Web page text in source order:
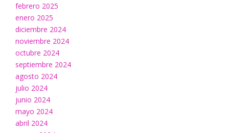
febrero 2025
enero 2025
diciembre 2024
noviembre 2024
octubre 2024
septiembre 2024
agosto 2024
julio 2024
junio 2024
mayo 2024
abril 2024